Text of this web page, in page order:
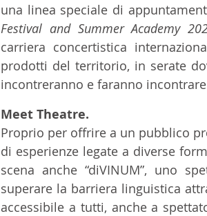
una linea speciale di
Festival and Summer Academy
carriera concertistica
prodotti del territorio, in serate
incontreranno e faranno
Meet Theatre.
Proprio per offrire a un pubblico
di esperienze legate a diverse
scena anche “diVINUM”, uno
superare la barriera linguistica
accessibile a tutti, anche a